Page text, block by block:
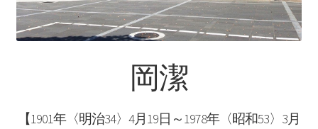
ピタゴラス: Pythagoras
岡潔
【1901年〈明治34〉4月19日～1978年〈昭和53〉3月